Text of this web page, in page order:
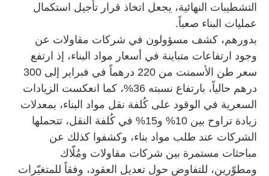
التشطيبات النهائية، يجعل اتخاذ قرار تأجيل استكمال
عمليات البناء صعباً.
بدورهم، كشف مسؤولون في شركات مقاولات عن
وجود ارتفاعات متباينة في أسعار مواد البناء، إذ ارتفع
سعر طن الأسمنت من 220 درهماً في فبراير إلى 300
درهم حالياً، بارتفاع نسبته 36%، كما انعكست الزيادات
السعرية في الوقود على كُلفة نقل مواد البناء، بمعدلات
زيادة تراوح بين 10% و15% في كُلفة النقل، تتحملها
الشركات عند طلب مواد بناء، وكشفوا كذلك عن
مباحثات مستمرة بين شركات مقاولات ومُلّاك
ومطوّرين، للتفاوض حول تعديل العقود، وفقاً للمتغيّرات